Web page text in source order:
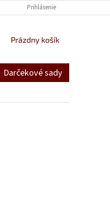
Prihlásenie
NÁKUPNÝ
Prázdny košík
Darčekové sady